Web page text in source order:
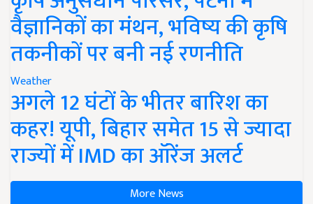
वैज्ञानिकों का मंथन, भविष्य की कृषि
तकनीकों पर बनी नई रणनीति
Weather
अगले 12 घंटों के भीतर बारिश का
कहर! यूपी, बिहार समेत 15 से ज्यादा
राज्यों में IMD का ऑरेंज अलर्ट
More News